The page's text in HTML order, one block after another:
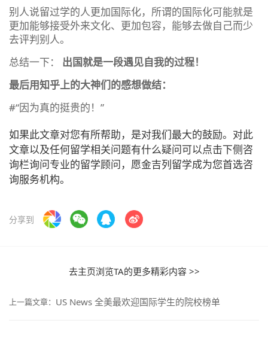
别人说留过学的人更加国际化，所谓的国际化可能就是
更加能够接受外来文化、更加包容，能够去做自己而少
去评判别人。
总结一下： 出国就是一段遇见自我的过程！
最后用知乎上的大神们的感想做结：
#“因为真的挺贵的！”
如果此文章对您有所帮助，是对我们最大的鼓励。对此
文章以及任何留学相关问题有什么疑问可以点击下侧咨
询栏询问专业的留学顾问，愿金吉列留学成为您首选咨
询服务机构。
分享到
去主页浏览TA的更多精彩内容 >>
上一篇文章： US News 全美最欢迎国际学生的院校榜单